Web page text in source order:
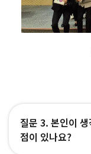
질문 3. 본인이
점이 있나요?